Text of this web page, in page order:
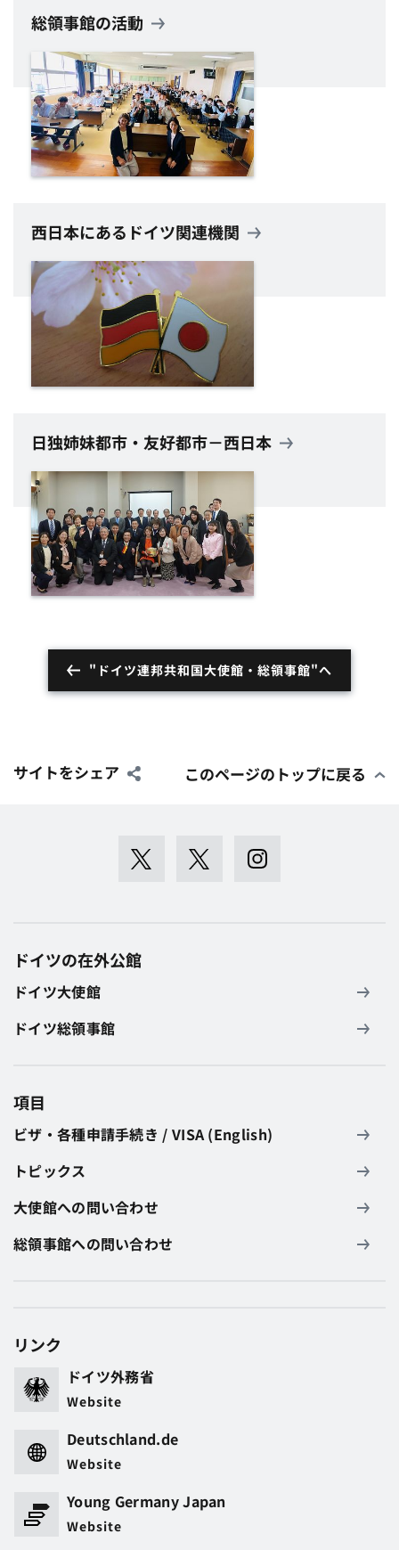
総領事館の活動
西日本にあるドイツ関連機関
日独姉妹都市・友好都市－西日本
"ドイツ連邦共和国大使館・総領事館"へ
サイトをシェア このページのトップに戻る
ドイツの在外公館
ドイツ大使館
ドイツ総領事館
項目
ビザ・各種申請手続き / VISA (English)
トピックス
大使館への問い合わせ
総領事館への問い合わせ
リンク
ドイツ外務省
Website
Deutschland.de
Website
Young Germany Japan
Website